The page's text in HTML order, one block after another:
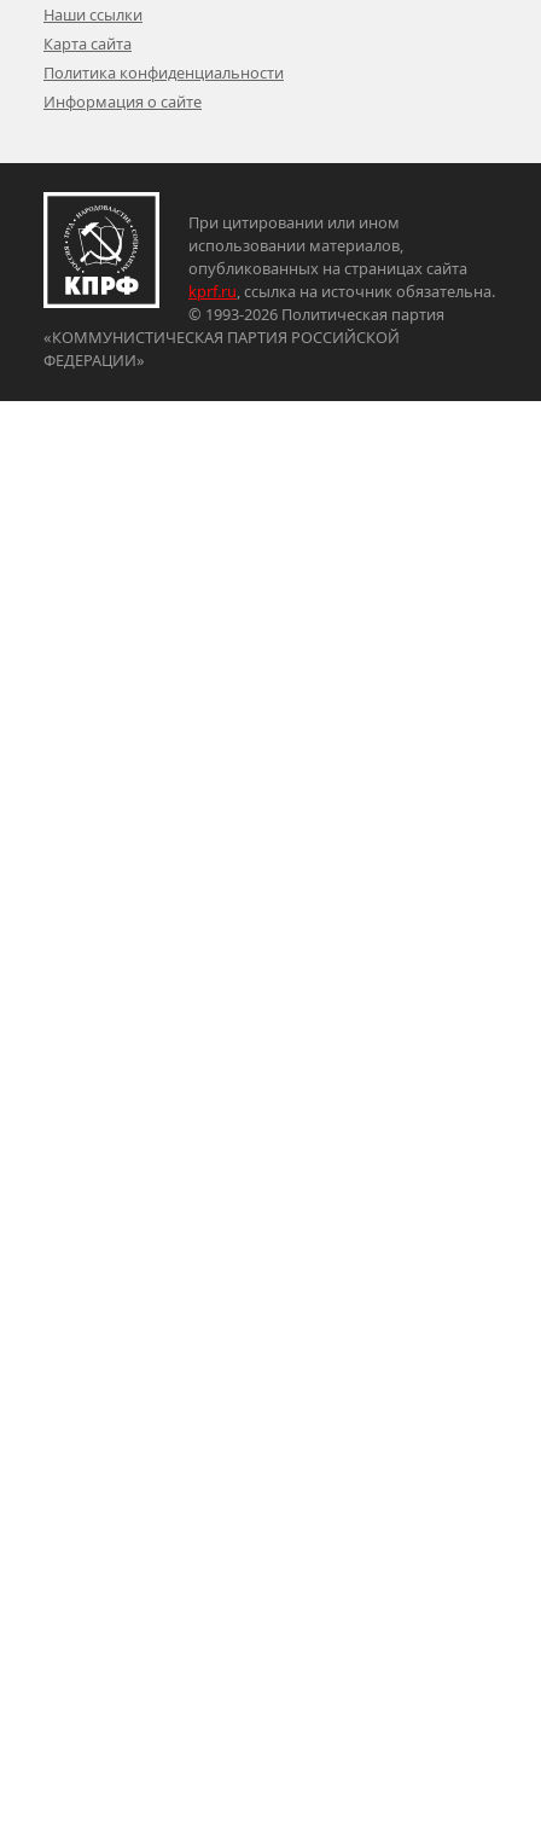
Наши ссылки
Карта сайта
Политика конфиденциальности
Информация о сайте
При цитировании или ином
использовании материалов,
опубликованных на страницах сайта
kprf.ru, ссылка на источник обязательна.
© 1993-2026 Политическая партия
«КОММУНИСТИЧЕСКАЯ ПАРТИЯ РОССИЙСКОЙ
ФЕДЕРАЦИИ»